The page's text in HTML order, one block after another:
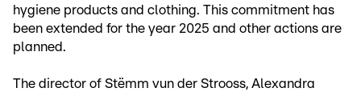
hygiene products and clothing. This commitment has
been extended for the year 2025 and other actions are
planned.
The director of Stëmm vun der Strooss, Alexandra